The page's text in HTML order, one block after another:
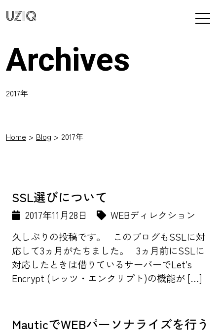
UZIQ
Archives
2017年
Home Blog 2017年
SSL選びについて
2017年11月28日
WEBディレクション
久しぶりの投稿です。 このブログもSSLに対
応して3ヵ月がたちました。 3ヵ月前にSSLに
対応したときは借りているサーバーでLet's
Encrypt (レッツ・エンクリプト)の機能が […]
MauticでWEBパーソナライズを行う